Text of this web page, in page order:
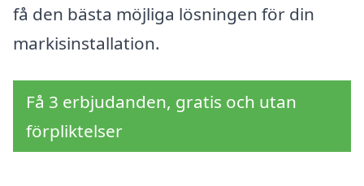
få den bästa möjliga lösningen för din
markisinstallation.
Få 3 erbjudanden, gratis och utan
förpliktelser